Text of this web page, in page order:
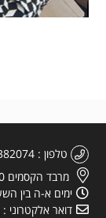
טלפון
מרבד הקסמים 10, ראש העין
ימים א-ה בין השעות:
דואר אלקטרוני